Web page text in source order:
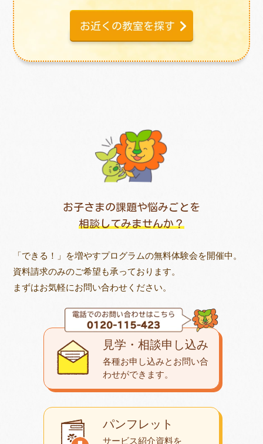
お子さまの課題や悩みごとを
相談してみませんか？
「できる！」を増やすプログラムの無料体験会を開催中。
資料請求のみのご希望も承っております。
まずはお気軽にお問い合わせください。
パンフレット
サービス紹介資料を
見学・相談申し込み
各種お申し込みとお問い合
わせができます。